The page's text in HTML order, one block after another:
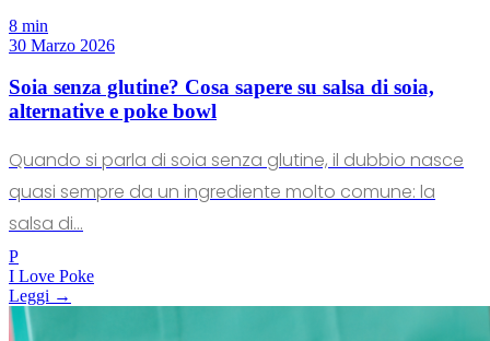
8 min
30 Marzo 2026
Soia senza glutine? Cosa sapere su salsa di soia,
alternative e poke bowl
Quando si parla di soia senza glutine, il dubbio nasce
quasi sempre da un ingrediente molto comune: la
salsa di...
P
I Love Poke
Leggi →